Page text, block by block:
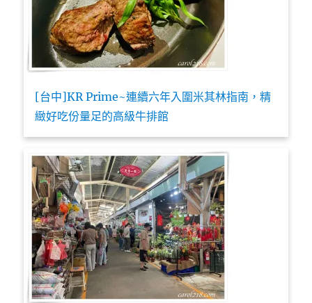
[台中]KR Prime~連續六年入圍米其林指南，精
緻好吃份量足的高級牛排館